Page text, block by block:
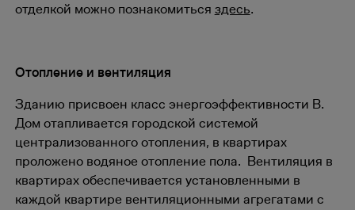
отделкой можно познакомиться здесь.
Отопление и вентиляция
Зданию присвоен класс энергоэффективности В.
Дом отапливается городской системой
централизованного отопления, в квартирах
проложено водяное отопление пола. Вентиляция в
квартирах обеспечивается установленными в
каждой квартире вентиляционными агрегатами с